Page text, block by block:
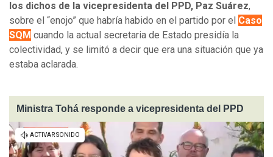
los dichos de la vicepresidenta del PPD, Paz Suárez,
sobre el “enojo” que habría habido en el partido por el Caso
SQM cuando la actual secretaria de Estado presidía la
colectividad, y se limitó a decir que era una situación que ya
estaba aclarada.
Ministra Tohá responde a vicepresidenta del PPD